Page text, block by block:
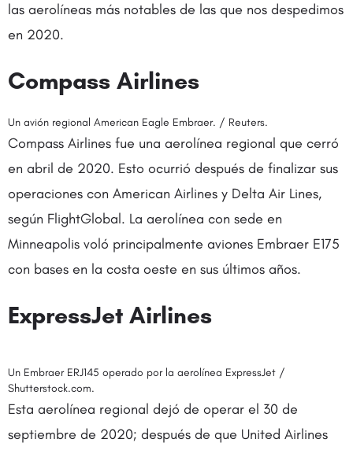
las aerolíneas más notables de las que nos despedimos
en 2020.
Compass Airlines
Un avión regional American Eagle Embraer. / Reuters.
Compass Airlines fue una aerolínea regional que cerró
en abril de 2020. Esto ocurrió después de finalizar sus
operaciones con American Airlines y Delta Air Lines,
según FlightGlobal. La aerolínea con sede en
Minneapolis voló principalmente aviones Embraer E175
con bases en la costa oeste en sus últimos años.
ExpressJet Airlines
Un Embraer ERJ145 operado por la aerolínea ExpressJet /
Shutterstock.com.
Esta aerolínea regional dejó de operar el 30 de
septiembre de 2020; después de que United Airlines